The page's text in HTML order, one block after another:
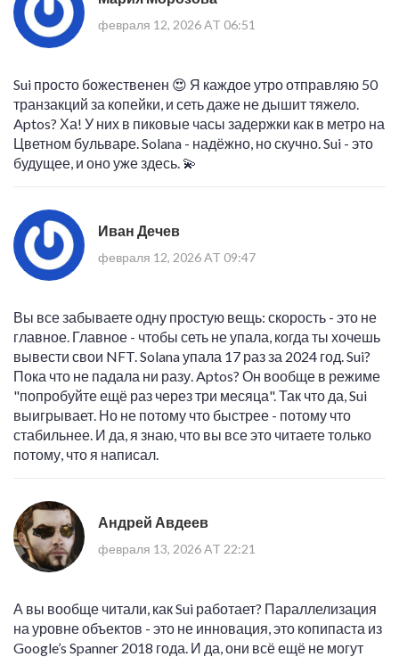
февраля 12, 2026 AT 06:51
Sui просто божественен 😍 Я каждое утро отправляю 50
транзакций за копейки, и сеть даже не дышит тяжело.
Aptos? Ха! У них в пиковые часы задержки как в метро на
Цветном бульваре. Solana - надёжно, но скучно. Sui - это
будущее, и оно уже здесь. 💫
Иван Дечев
февраля 12, 2026 AT 09:47
Вы все забываете одну простую вещь: скорость - это не
главное. Главное - чтобы сеть не упала, когда ты хочешь
вывести свои NFT. Solana упала 17 раз за 2024 год. Sui?
Пока что не падала ни разу. Aptos? Он вообще в режиме
"попробуйте ещё раз через три месяца". Так что да, Sui
выигрывает. Но не потому что быстрее - потому что
стабильнее. И да, я знаю, что вы все это читаете только
потому, что я написал.
Андрей Авдеев
февраля 13, 2026 AT 22:21
А вы вообще читали, как Sui работает? Параллелизация
на уровне объектов - это не инновация, это копипаста из
Google’s Spanner 2018 года. И да, они всё ещё не могут